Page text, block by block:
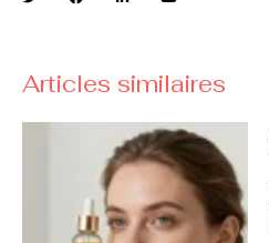
Articles similaires